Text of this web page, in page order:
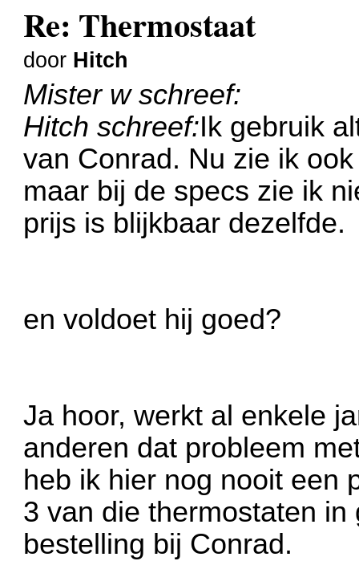
Re: Thermostaat
door Hitch
Mister w schreef:
Hitch schreef:Ik gebruik
van Conrad. Nu zie ik
maar bij de specs zie ik
prijs is blijkbaar dezelfde.
en voldoet hij goed?
Ja hoor, werkt al enkele
anderen dat probleem
heb ik hier nog nooit een
3 van die thermostaten
bestelling bij Conrad.